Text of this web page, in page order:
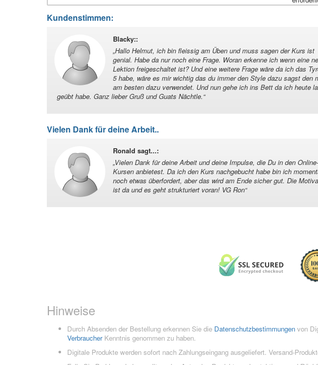
Kundenstimmen:
Blacky::
„Hallo Helmut, ich bin fleissig am Üben und muss sagen der Kurs ist
genial. Habe da nur noch eine Frage. Woran erkenne ich wenn eine
Lektion freigeschaltet ist? Und eine weitere Frage wäre da ich das
5 habe, wäre es mir wichtig das du immer den Style dazu sagst den
am besten dazu verwendet. Und nun gehe ich ins Bett da ich heute
geübt habe. Ganz lieber Gruß und Guats Nächtle.“
Vielen Dank für deine Arbeit..
Ronald sagt...:
„Vielen Dank für deine Arbeit und deine Impulse, die Du in den Online-
Kursen anbietest. Da ich den Kurs nachgebucht habe bin ich
noch etwas überfordert, aber das wird am Ende sicher gut. Die
ist da und es geht strukturiert voran! VG Ron“
Hinweise
Durch Absenden der Bestellung erkennen Sie die Datenschutzbestimmungen von
VerbraucherKenntnis genommen zu haben.
Digitale Produkte werden sofort nach Zahlungseingang ausgeliefert. Versand-